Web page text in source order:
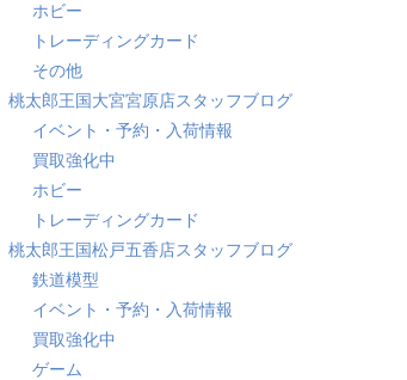
ホビー
トレーディングカード
その他
桃太郎王国大宮宮原店スタッフブログ
イベント・予約・入荷情報
買取強化中
ホビー
トレーディングカード
桃太郎王国松戸五香店スタッフブログ
鉄道模型
イベント・予約・入荷情報
買取強化中
ゲーム